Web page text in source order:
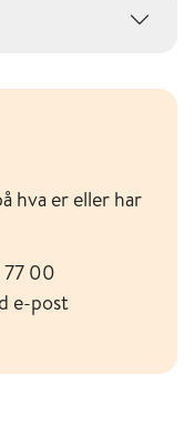
hva er eller har
77 00
e-post